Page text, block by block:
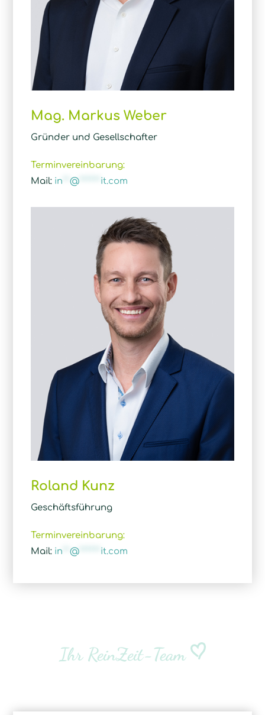
Mag. Markus Weber
Gründer und Gesellschafter
Terminvereinbarung:
Mail: in **@ it.com
Roland Kunz
Geschäftsführung
Terminvereinbarung:
Mail: in **@ it.com
Ihr ReinZeit-Team